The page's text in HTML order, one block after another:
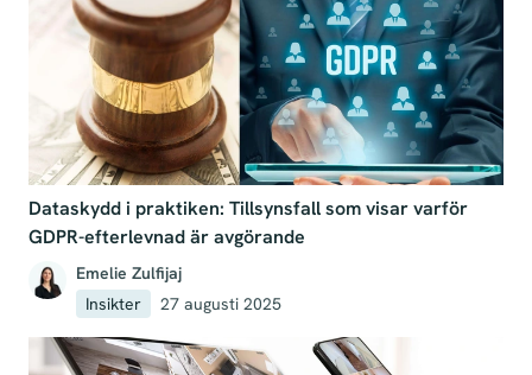
Dataskydd i praktiken: Tillsynsfall som visar varför
GDPR-efterlevnad är avgörande
Emelie Zulfijaj
Insikter
27 augusti 2025